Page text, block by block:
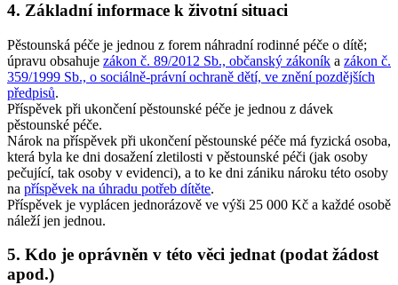
4. Základní informace k životní situaci
Pěstounská péče je jednou z forem náhradní rodinné péče o dítě;
úpravu obsahuje zákon č. 89/2012 Sb., občanský zákoník a zákon č.
359/1999 Sb., o sociálně-právní ochraně dětí, ve znění pozdějších
předpisů.
Příspěvek při ukončení pěstounské péče je jednou z dávek
pěstounské péče.
Nárok na příspěvek při ukončení pěstounské péče má fyzická osoba,
která byla ke dni dosažení zletilosti v pěstounské péči (jak osoby
pečující, tak osoby v evidenci), a to ke dni zániku nároku této osoby
na příspěvek na úhradu potřeb dítěte.
Příspěvek je vyplácen jednorázově ve výši 25 000 Kč a každé osobě
náleží jen jednou.
5. Kdo je oprávněn v této věci jednat (podat žádost
apod.)